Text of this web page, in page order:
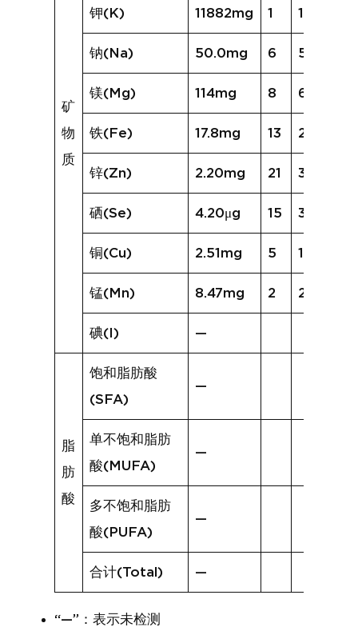
矿
物
质
钾(K) 11882mg 1 1342mg
钠(Na) 50.0mg 6 56.4mg
镁(Mg) 114mg 8 60mg
铁(Fe) 17.8mg 13 28.8mg
锌(Zn) 2.20mg 21 3.84mg
硒(Se) 4.20μg 15 37.39μg
铜(Cu) 2.51mg 5 1.44mg
锰(Mn) 8.47mg 2 2.15mg
碘(I) —
脂
肪
酸
饱和脂肪酸
(SFA)
—
单不饱和脂肪
酸(MUFA)
—
多不饱和脂肪
酸(PUFA)
—
合计(Total) —
“—”：表示未检测